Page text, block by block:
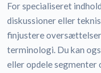
For specialiseret
diskussioner eller
finjustere
terminologi. Du kan
eller opdele